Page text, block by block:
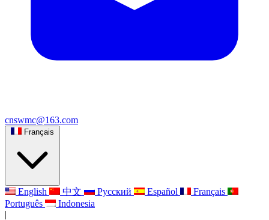
cnswmc@163.com
Français
English 中文 Русский Español
Français
Português
Indonesia
|